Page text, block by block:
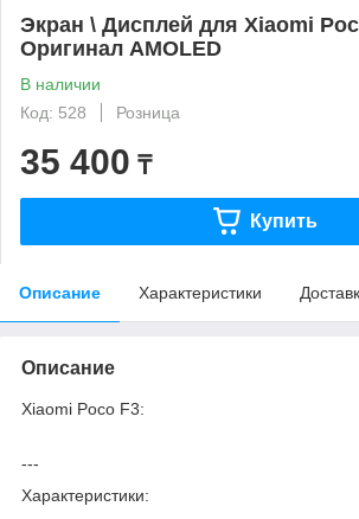
Экран \ Дисплей для Xiaomi
Оригинал AMOLED
В наличии
Код: 528
Розница
35 400 ₸
Купить
Описание Характеристики
Описание
Xiaomi Poco F3:
---
Характеристики: